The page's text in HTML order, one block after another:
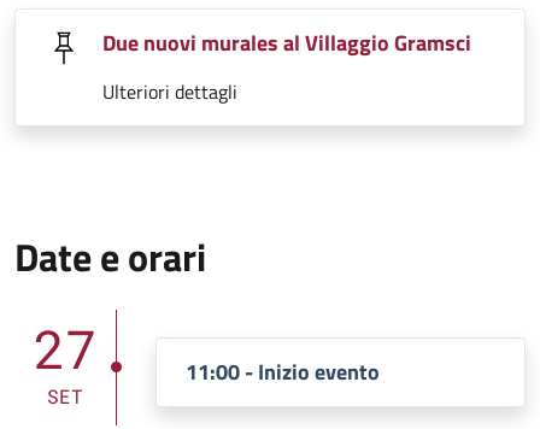
Due nuovi murales al Villaggio Gramsci
Ulteriori dettagli
Date e orari
27
SET
11:00 - Inizio evento